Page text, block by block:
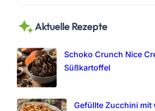
r
h
Aktuelle Rezepte
Schoko Crunch Nice
Süßkartoffel
Gefüllte Zucchini mit